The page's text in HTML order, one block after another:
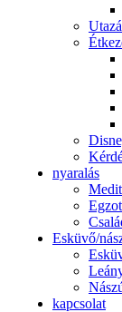
nyaralás
Esküvő/
kapcsolat